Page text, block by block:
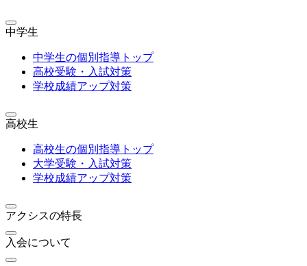
中学生
中学生の個別指導トップ
高校受験・入試対策
学校成績アップ対策
高校生
高校生の個別指導トップ
大学受験・入試対策
学校成績アップ対策
アクシスの特長
入会について